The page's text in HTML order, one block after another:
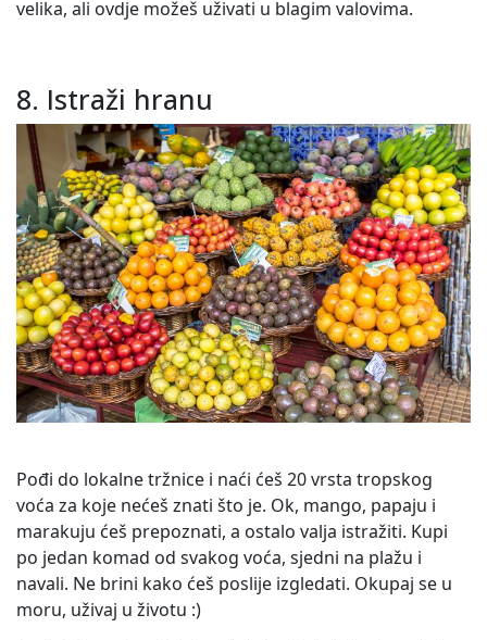
velika, ali ovdje možeš uživati u blagim valovima.
8. Istraži hranu
Pođi do lokalne tržnice i naći ćeš 20 vrsta tropskog
voća za koje nećeš znati što je. Ok, mango, papaju i
marakuju ćeš prepoznati, a ostalo valja istražiti. Kupi
po jedan komad od svakog voća, sjedni na plažu i
navali. Ne brini kako ćeš poslije izgledati. Okupaj se u
moru, uživaj u životu :)